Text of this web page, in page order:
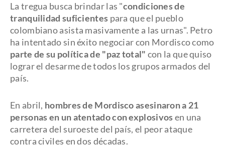
La tregua busca brindar las "condiciones de
tranquilidad suficientes para que el pueblo
colombiano asista masivamente a las urnas". Petro
ha intentado sin éxito negociar con Mordisco como
parte de su política de "paz total" con la que quiso
lograr el desarme de todos los grupos armados del
país.
En abril, hombres de Mordisco asesinaron a 21
personas en un atentado con explosivosen una
carretera del suroeste del país, el peor ataque
contra civiles en dos décadas.